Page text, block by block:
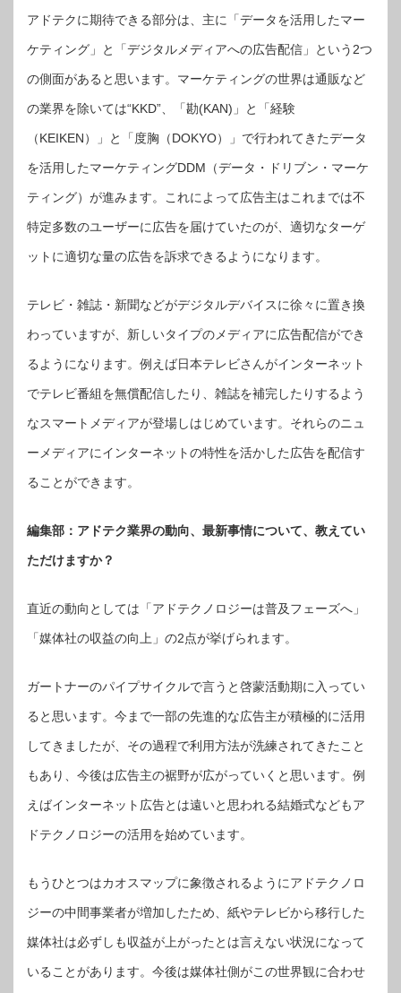
アドテクに期待できる部分は、主に「データを活用したマー
ケティング」と「デジタルメディアへの広告配信」という2つ
の側面があると思います。マーケティングの世界は通販など
の業界を除いては“KKD”、「勘(KAN)」と「経験
（KEIKEN）」と「度胸（DOKYO）」で行われてきたデータ
を活用したマーケティングDDM（データ・ドリブン・マーケ
ティング）が進みます。これによって広告主はこれまでは不
特定多数のユーザーに広告を届けていたのが、適切なターゲ
ットに適切な量の広告を訴求できるようになります。
テレビ・雑誌・新聞などがデジタルデバイスに徐々に置き換
わっていますが、新しいタイプのメディアに広告配信ができ
るようになります。例えば日本テレビさんがインターネット
でテレビ番組を無償配信したり、雑誌を補完したりするよう
なスマートメディアが登場しはじめています。それらのニュ
ーメディアにインターネットの特性を活かした広告を配信す
ることができます。
編集部：アドテク業界の動向、最新事情について、教えてい
ただけますか？
直近の動向としては「アドテクノロジーは普及フェーズへ」
「媒体社の収益の向上」の2点が挙げられます。
ガートナーのパイプサイクルで言うと啓蒙活動期に入ってい
ると思います。今まで一部の先進的な広告主が積極的に活用
してきましたが、その過程で利用方法が洗練されてきたこと
もあり、今後は広告主の裾野が広がっていくと思います。例
えばインターネット広告とは遠いと思われる結婚式などもア
ドテクノロジーの活用を始めています。
もうひとつはカオスマップに象徴されるようにアドテクノロ
ジーの中間事業者が増加したため、紙やテレビから移行した
媒体社は必ずしも収益が上がったとは言えない状況になって
いることがあります。今後は媒体社側がこの世界観に合わせ